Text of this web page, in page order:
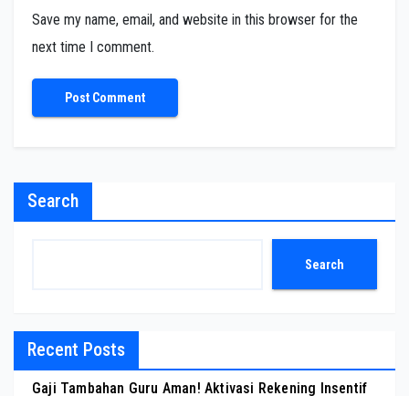
Save my name, email, and website in this browser for the
next time I comment.
Search
Search
Recent Posts
Gaji Tambahan Guru Aman! Aktivasi Rekening Insentif